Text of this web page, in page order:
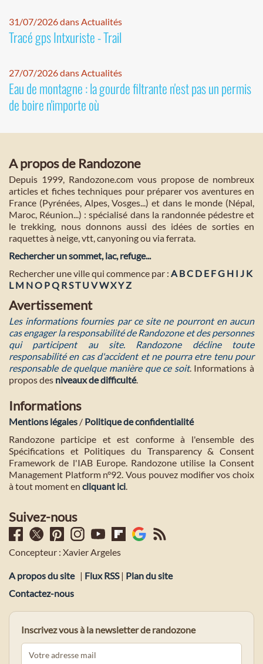
31/07/2026 dans Actualités
Tracé gps Intxuriste - Trail
27/07/2026 dans Actualités
Eau de montagne : la gourde filtrante n'est pas un permis
de boire n'importe où
A propos de Randozone
Depuis 1999, Randozone.com vous propose de nombreux
articles et fiches techniques pour préparer vos aventures en
France (Pyrénées, Alpes, Vosges...) et dans le monde (Népal,
Maroc, Réunion...) : spécialisé dans la randonnée pédestre et
le trekking, nous donnons aussi des idées de sorties en
raquettes à neige, vtt, canyoning ou via ferrata.
Rechercher un sommet, lac, refuge...
Rechercher une ville qui commence par : A BC D E FG H I J K
L M NO PQ RST U VWXYZ
Avertissement
Les informations fournies par ce site ne pourront en aucun
cas engager la responsabilité de Randozone et des personnes
qui participent au site. Randozone décline toute
responsabilité en cas d'accident et ne pourra etre tenu pour
responsable de quelque manière que ce soit. Informations à
propos des niveaux de difficulté.
Informations
Mentions légales / Politique de confidentialité
Randozone participe et est conforme à l'ensemble des
Spécifications et Politiques du Transparency & Consent
Framework de l'IAB Europe. Randozone utilise la Consent
Management Platform n°92. Vous pouvez modifier vos choix
à tout moment en cliquant ici.
Suivez-nous
Concepteur : Xavier Argeles
A propos du site | Flux RSS| Plan du site
Contactez-nous
Inscrivez vous à la newsletter de randozone